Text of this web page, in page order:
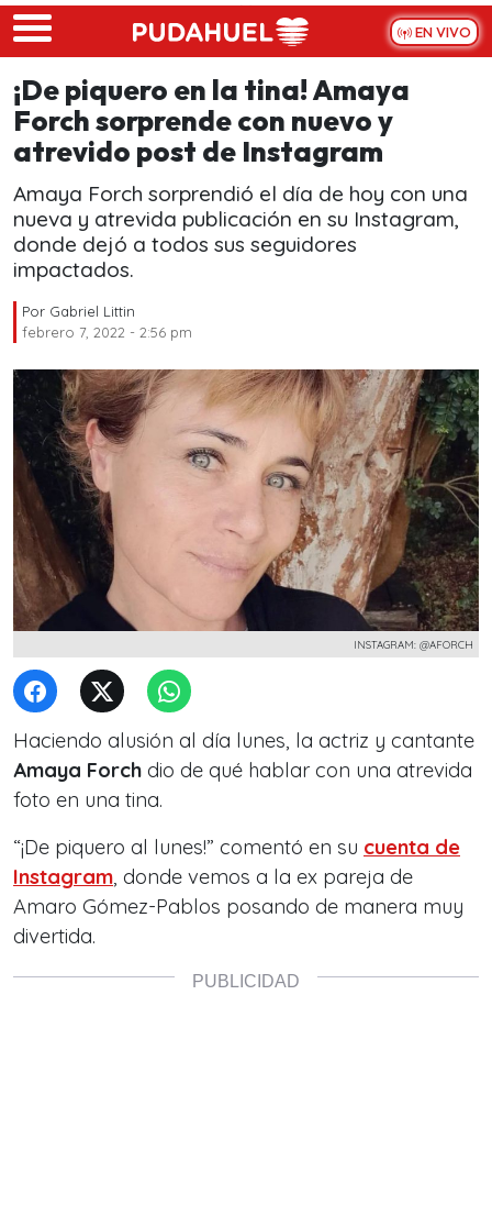
Skip to main content
EN VIVO
¡De piquero en la tina! Amaya
Forch sorprende con nuevo y
atrevido post de Instagram
Amaya Forch sorprendió el día de hoy con una
nueva y atrevida publicación en su Instagram,
donde dejó a todos sus seguidores
impactados.
Por Gabriel Littin
febrero 7, 2022 - 2:56 pm
INSTAGRAM: @AFORCH
Haciendo alusión al día lunes, la actriz y cantante
Amaya Forch dio de qué hablar con una atrevida
foto en una tina.
“¡De piquero al lunes!” comentó en su cuenta de
Instagram, donde vemos a la ex pareja de
Amaro Gómez-Pablos posando de manera muy
divertida.